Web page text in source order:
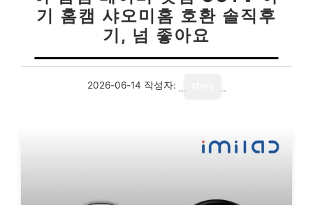
기 홈캠 샤오미홈 호환 솔직후
기, 넘 좋아요
2026-06-14 작성자: